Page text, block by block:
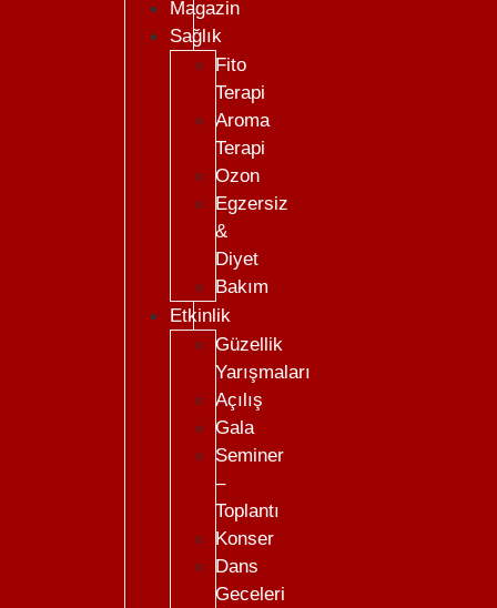
Magazin
Sağlık
Fito
Terapi
Aroma
Terapi
Ozon
Egzersiz
&
Diyet
Bakım
Etkinlik
Güzellik
Yarışmaları
Açılış
Gala
Seminer
–
Toplantı
Konser
Dans
Geceleri